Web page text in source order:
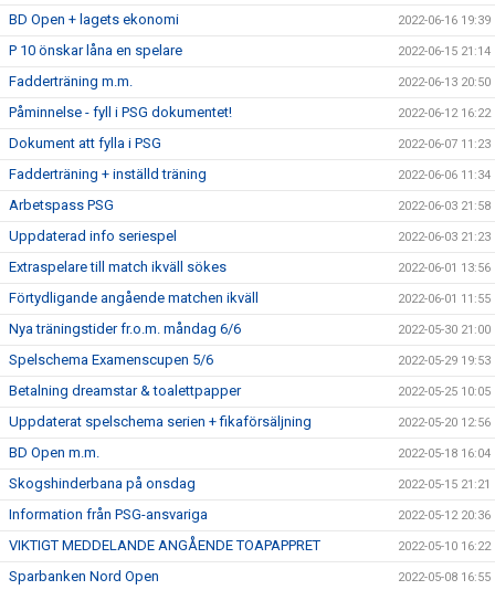
BD Open + lagets ekonomi 2022-06-16 19:39
P 10 önskar låna en spelare 2022-06-15 21:14
Fadderträning m.m. 2022-06-13 20:50
Påminnelse - fyll i PSG dokumentet! 2022-06-12 16:22
Dokument att fylla i PSG 2022-06-07 11:23
Fadderträning + inställd träning 2022-06-06 11:34
Arbetspass PSG 2022-06-03 21:58
Uppdaterad info seriespel 2022-06-03 21:23
Extraspelare till match ikväll sökes 2022-06-01 13:56
Förtydligande angående matchen ikväll 2022-06-01 11:55
Nya träningstider fr.o.m. måndag 6/6 2022-05-30 21:00
Spelschema Examenscupen 5/6 2022-05-29 19:53
Betalning dreamstar & toalettpapper 2022-05-25 10:05
Uppdaterat spelschema serien + fikaförsäljning 2022-05-20 12:56
BD Open m.m. 2022-05-18 16:04
Skogshinderbana på onsdag 2022-05-15 21:21
Information från PSG-ansvariga 2022-05-12 20:36
VIKTIGT MEDDELANDE ANGÅENDE TOAPAPPRET 2022-05-10 16:22
Sparbanken Nord Open 2022-05-08 16:55